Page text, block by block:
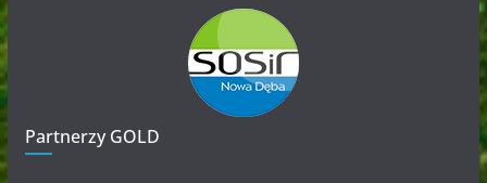
Partnerzy GOLD